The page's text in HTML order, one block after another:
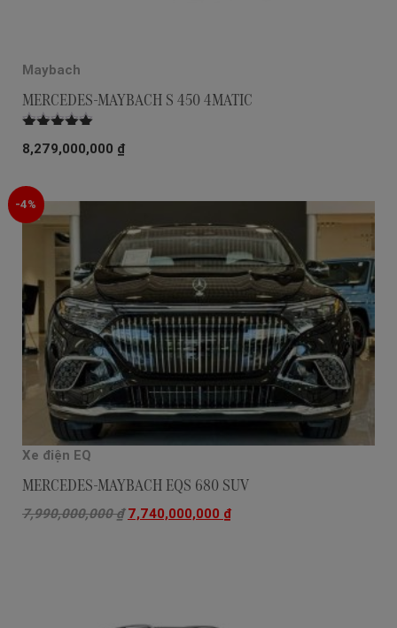
Maybach
MERCEDES-MAYBACH S 450 4MATIC
Được xếp
8,279,000,000 ₫
-4%
Xe điện EQ
MERCEDES-MAYBACH EQS 680 SUV
7,990,000,000₫ 7,740,000,000 ₫